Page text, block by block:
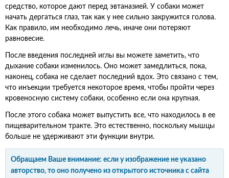
средство, которое дают перед эвтаназией. У собаки может
начать дергаться глаз, так как у нее сильно закружится голова.
Как правило, им необходимо лечь, иначе они потеряют
равновесие.
После введения последней иглы вы можете заметить, что
дыхание собаки изменилось. Оно может замедлиться, пока,
наконец, собака не сделает последний вдох. Это связано с тем,
что инъекции требуется некоторое время, чтобы пройти через
кровеносную систему собаки, особенно если она крупная.
После этого собака может выпустить все, что находилось в ее
пищеварительном тракте. Это естественно, поскольку мышцы
больше не удерживают эти функции внутри.
Обращаем Ваше внимание: если у изображение не указано
авторство, то оно получено из открытого источника с сайта